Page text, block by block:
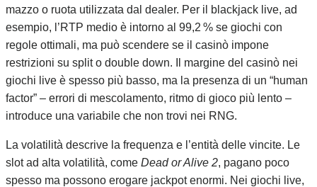
mazzo o ruota utilizzata dal dealer. Per il blackjack live, ad
esempio, l’RTP medio è intorno al 99,2 % se giochi con
regole ottimali, ma può scendere se il casinò impone
restrizioni su split o double down. Il margine del casinò nei
giochi live è spesso più basso, ma la presenza di un “human
factor” – errori di mescolamento, ritmo di gioco più lento –
introduce una variabile che non trovi nei RNG.
La volatilità descrive la frequenza e l’entità delle vincite. Le
slot ad alta volatilità, come Dead or Alive 2, pagano poco
spesso ma possono erogare jackpot enormi. Nei giochi live,